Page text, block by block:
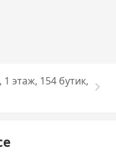
этаж, 154 бутик,